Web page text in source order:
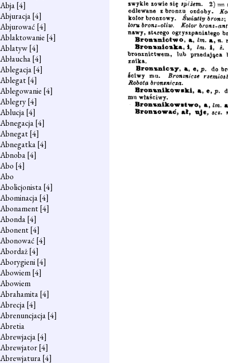
Abja[4]
Abjuracja[4]
Abjurować [4]
Ablaktowanie [4]
Ablatyw[4]
Abłaucha[4]
Ablegacja[4]
Ablegat[4]
Ablegowanie [4]
Ablegry[4]
Ablucja[4]
Abnegacja[4]
Abnegat[4]
Abnegatka[4]
Abnoba[4]
Abo [4]
Abo
Abolicjonista[4]
Abominacja[4]
Abonament[4]
Abonda[4]
Abonent[4]
Abonować [4]
Abordaż[4]
Aborygieni[4]
Abowiem[4]
Abowiem
Abrahamita[4]
Abrecja[4]
Abrenuncjacja[4]
Abretia
Abrewjacja[4]
Abrewjator[4]
Abrewjatura[4]